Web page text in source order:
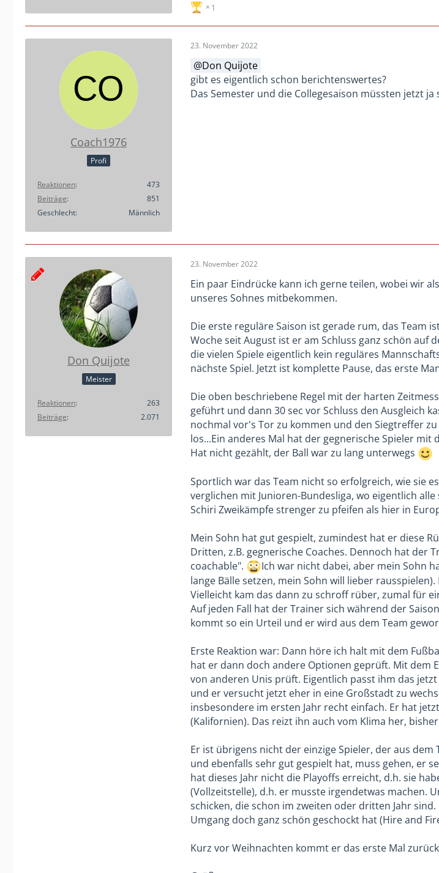
1
Coach1976
Profi
Reaktionen
473
Beiträge
851
Geschlecht
Männlich
23. November 2022
Don Quijote
gibt es eigentlich schon berichtenswertes?
Das Semester und die Collegesaison müssten jetzt
Don Quijote
Meister
Reaktionen
263
Beiträge
2.071
23. November 2022
Ein paar Eindrücke kann ich gerne teilen, wobei wir
unseres Sohnes mitbekommen.
Die erste reguläre Saison ist gerade rum, das Team
Woche seit August ist er am Schluss ganz schön auf
die vielen Spiele eigentlich kein reguläres
nächste Spiel. Jetzt ist komplette Pause, das erste
Die oben beschriebene Regel mit der harten
geführt und dann 30 sec vor Schluss den Ausgleich
nochmal vor's Tor zu kommen und den Siegtreffer
los...Ein anderes Mal hat der gegnerische Spieler
Hat nicht gezählt, der Ball war zu lang unterwegs
Sportlich war das Team nicht so erfolgreich, wie sie
verglichen mit Junioren-Bundesliga, wo eigentlich
Schiri Zweikämpfe strenger zu pfeifen als hier in
Mein Sohn hat gut gespielt, zumindest hat er diese
Dritten, z.B. gegnerische Coaches. Dennoch hat der
coachable".
Ich war nicht dabei, aber mein Sohn
lange Bälle setzen, mein Sohn will lieber
Vielleicht kam das dann zu schroff rüber, zumal für
Auf jeden Fall hat der Trainer sich während der
kommt so ein Urteil und er wird aus dem Team
Erste Reaktion war: Dann höre ich halt mit dem
hat er dann doch andere Optionen geprüft. Mit dem
von anderen Unis prüft. Eigentlich passt ihm das
und er versucht jetzt eher in eine Großstadt zu
insbesondere im ersten Jahr recht einfach. Er hat
(Kalifornien). Das reizt ihn auch vom Klima her,
Er ist übrigens nicht der einzige Spieler, der aus
und ebenfalls sehr gut gespielt hat, muss gehen, er
hat dieses Jahr nicht die Playoffs erreicht, d.h. sie
(Vollzeitstelle), d.h. er musste irgendetwas machen.
schicken, die schon im zweiten oder dritten Jahr
Umgang doch ganz schön geschockt hat (Hire and
Kurz vor Weihnachten kommt er das erste Mal